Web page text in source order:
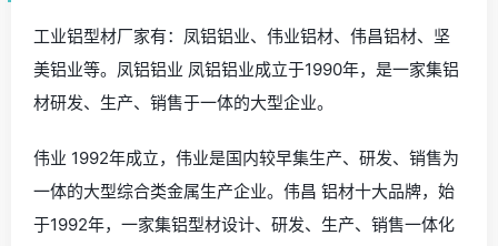
工业铝型材厂家有：凤铝铝业、伟业铝材、伟昌铝材、坚
美铝业等。凤铝铝业 凤铝铝业成立于1990年，是一家集铝
材研发、生产、销售于一体的大型企业。
伟业 1992年成立，伟业是国内较早集生产、研发、销售为
一体的大型综合类金属生产企业。伟昌 铝材十大品牌，始
于1992年，一家集铝型材设计、研发、生产、销售一体化